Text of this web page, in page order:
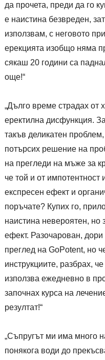
да прочета, преди да го
е наистина безвреден,
използвам, с неговото
ерекцията изобщо няма
сякаш 20 години са
още!“
„Дълго време страдах от
еректилна дисфункция.
такъв деликатен
потърсих решение на
на прегледи на мъже за
че той и от импотентност
експресен ефект и
поръчате? Купих го,
наистина невероятен, но
ефект. Разочарован,
преглед на GoPotent, но
инструкциите, разбрах,
използва ежедневно в
започнах курса на
резултат!“
„Съпругът ми има много
понякога води до